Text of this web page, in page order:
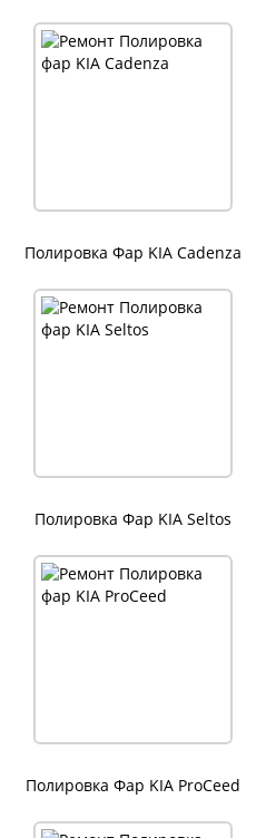
Полировка Фар KIA Cadenza
Полировка Фар KIA Seltos
Полировка Фар KIA ProCeed